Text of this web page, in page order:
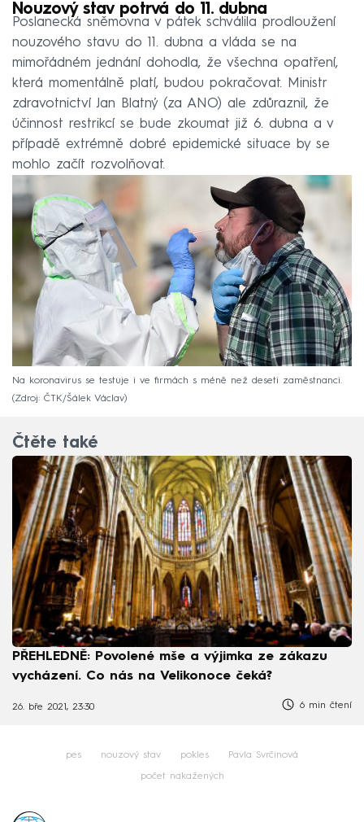
Nouzový stav potrvá do 11. dubna
Poslanecká sněmovna v pátek schválila prodloužení
nouzového stavu do 11. dubna a vláda se na
mimořádném jednání dohodla, že všechna opatření,
která momentálně platí, budou pokračovat. Ministr
zdravotnictví Jan Blatný (za ANO) ale zdůraznil, že
účinnost restrikcí se bude zkoumat již 6. dubna a v
případě extrémně dobré epidemické situace by se
mohlo začít rozvolňovat.
Na koronavirus se testuje i ve firmách s méně než deseti zaměstnanci.
Zdroj: ČTK/Šálek Václav
Čtěte také
PŘEHLEDNĚ: Povolené mše a výjimka ze zákazu
vycházení. Co nás na Velikonoce čeká?
26. bře 2021, 23:30 6 min čtení
pes nouzový stav pokles Pavla Svrčinová
počet nakažených